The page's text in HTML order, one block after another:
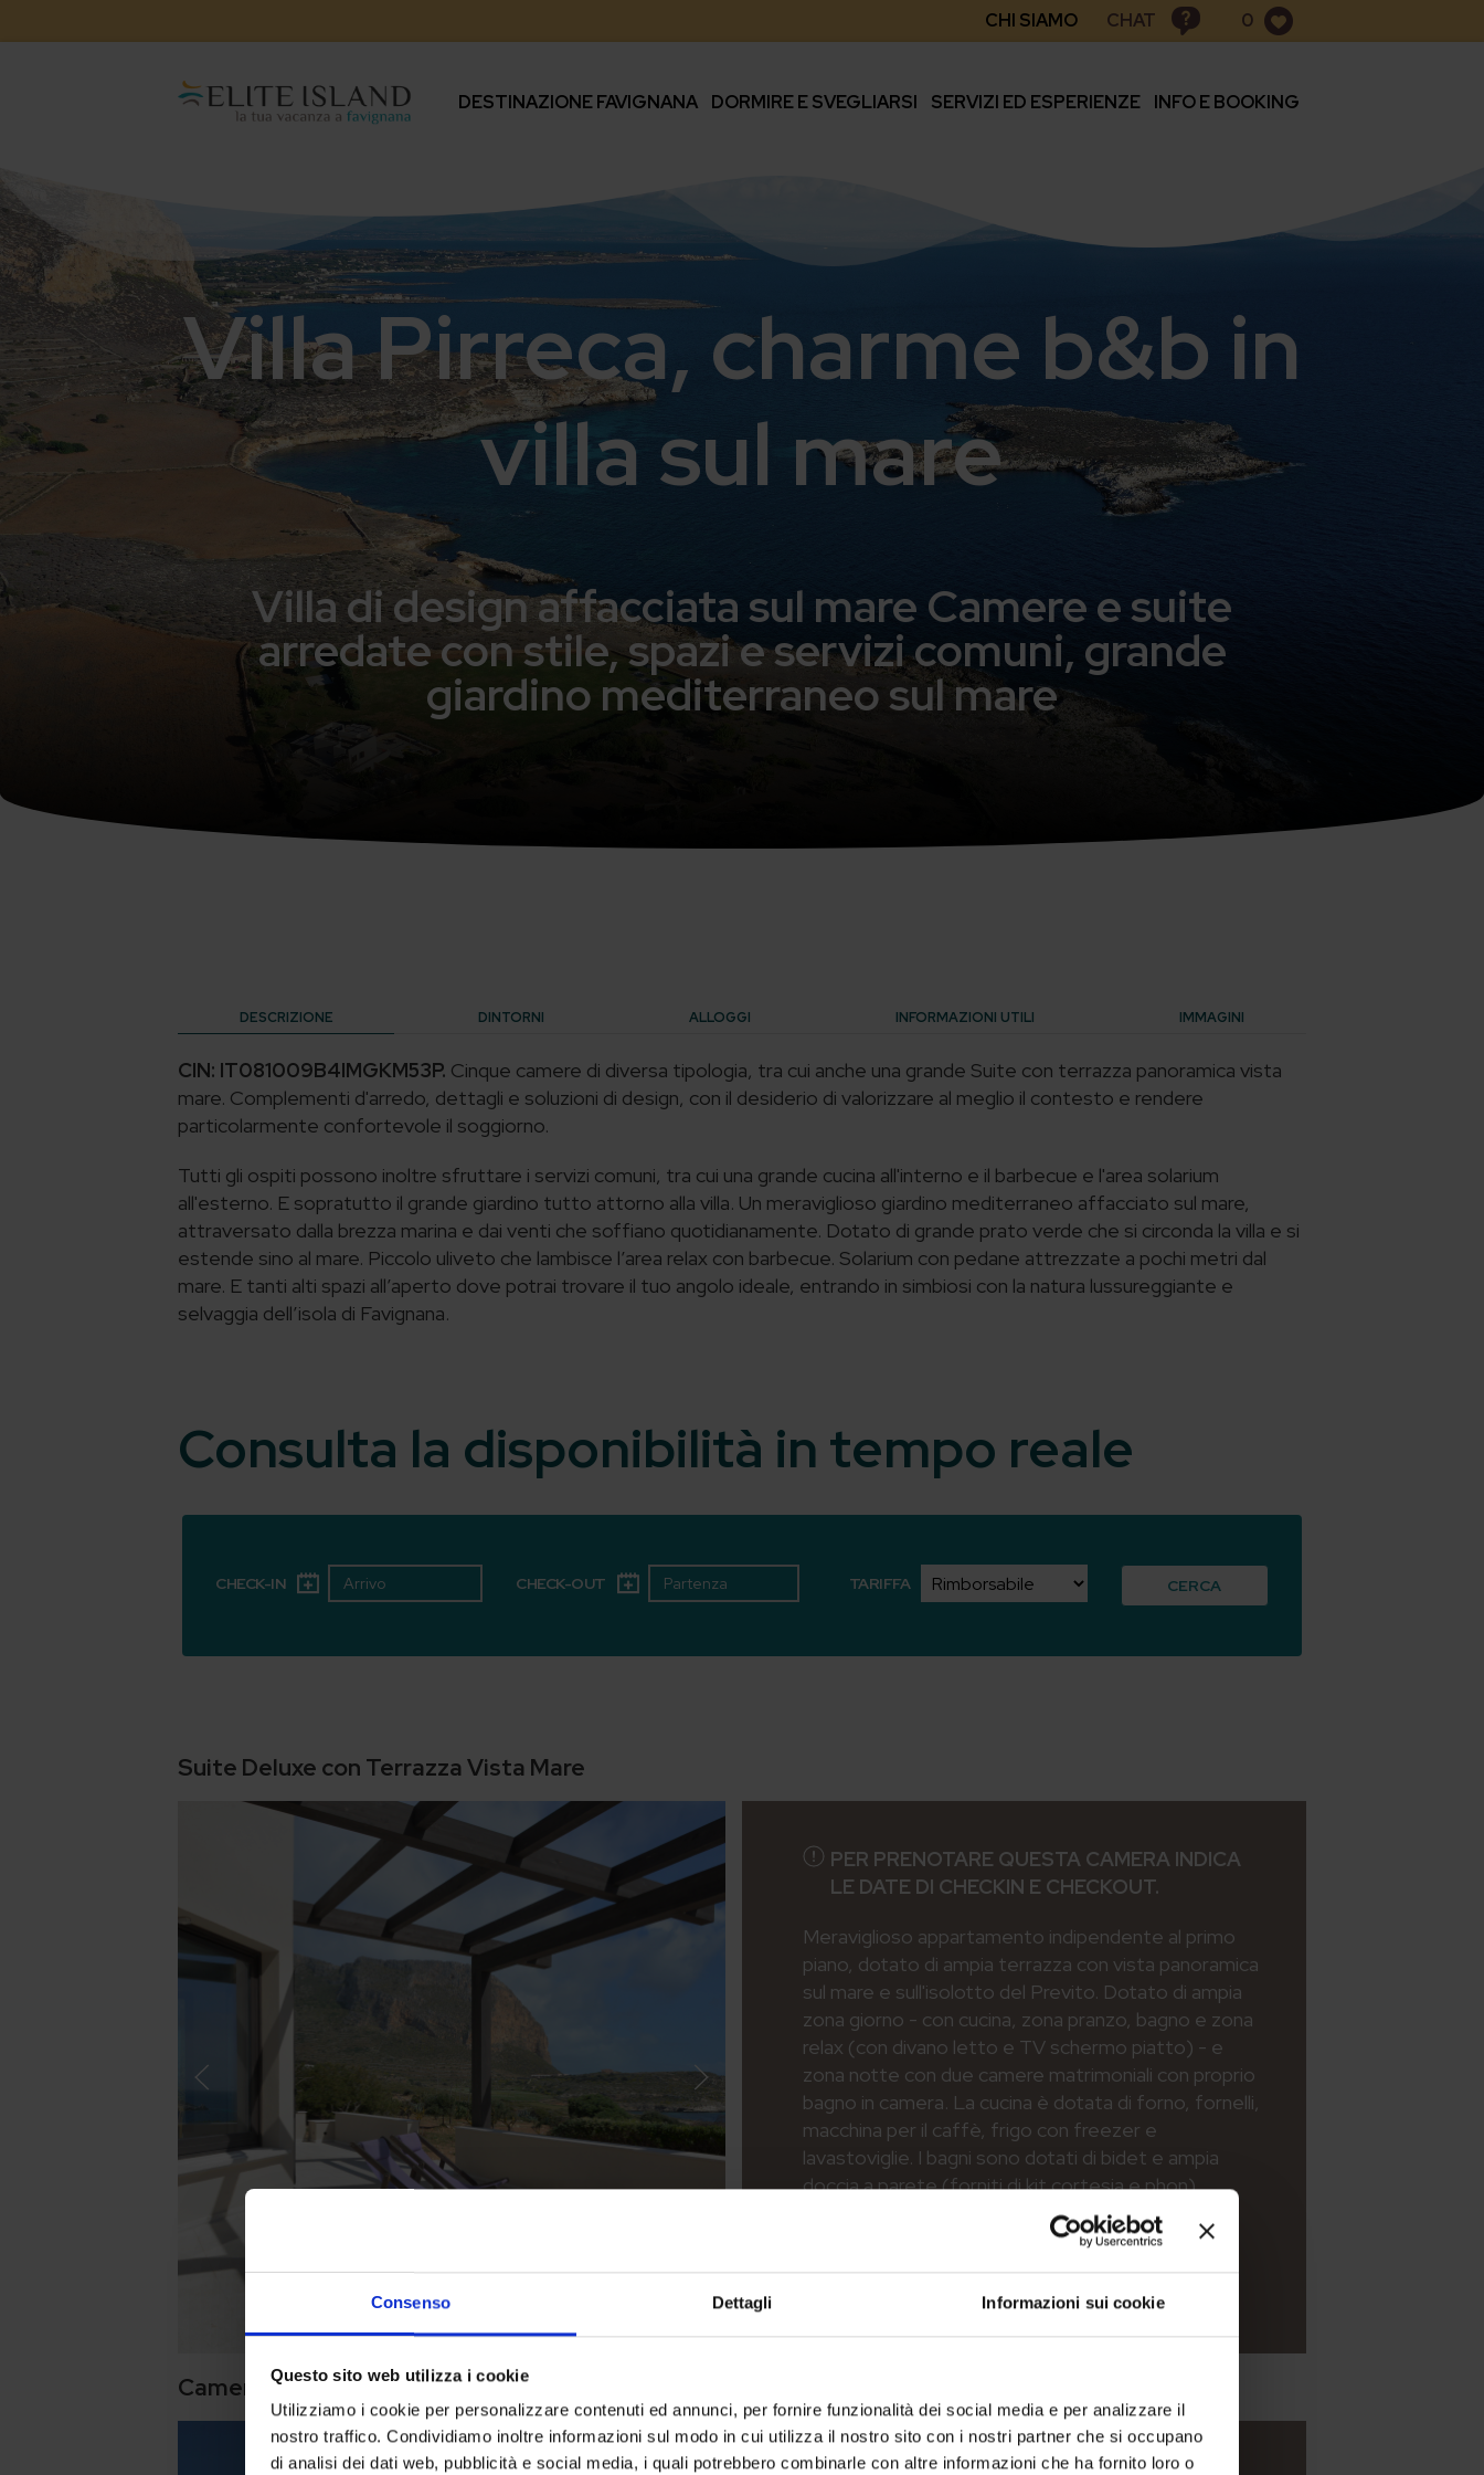
Consenso Dettagli Informazioni sui cookie
Questo sito web utilizza i cookie
Utilizziamo i cookie per personalizzare contenuti ed annunci, per fornire funzionalità dei social media e per analizzare il
nostro traffico. Condividiamo inoltre informazioni sul modo in cui utilizza il nostro sito con i nostri partner che si occupano
di analisi dei dati web, pubblicità e social media, i quali potrebbero combinarle con altre informazioni che ha fornito loro o
CHI SIAMO CHAT 0
DESTINAZIONE FAVIGNANA DORMIRE E SVEGLIARSI SERVIZI ED ESPERIENZE INFO E BOOKING
Villa Pirreca, charme b&b in
villa sul mare
Villa di design affacciata sul mare Camere e suite
arredate con stile, spazi e servizi comuni, grande
giardino mediterraneo sul mare
DESCRIZIONE DINTORNI ALLOGGI INFORMAZIONI UTILI IMMAGINI
CIN: IT081009B4IMGKM53P. Cinque camere di diversa tipologia, tra cui anche una grande Suite con terrazza panoramica vista
mare. Complementi d'arredo, dettagli e soluzioni di design, con il desiderio di valorizzare al meglio il contesto e rendere
particolarmente confortevole il soggiorno.
Tutti gli ospiti possono inoltre sfruttare i servizi comuni, tra cui una grande cucina all'interno e il barbecue e l'area solarium
all'esterno. E sopratutto il grande giardino tutto attorno alla villa. Un meraviglioso giardino mediterraneo affacciato sul mare,
attraversato dalla brezza marina e dai venti che soffiano quotidianamente. Dotato di grande prato verde che si circonda la villa e si
estende sino al mare. Piccolo uliveto che lambisce l’area relax con barbecue. Solarium con pedane attrezzate a pochi metri dal
mare. E tanti alti spazi all’aperto dove potrai trovare il tuo angolo ideale, entrando in simbiosi con la natura lussureggiante e
selvaggia dell’isola di Favignana.
Consulta la disponibilità in tempo reale
CHECK-IN CHECK-OUT TARIFFA CERCA
Suite Deluxe con Terrazza Vista Mare
PER PRENOTARE QUESTA CAMERA INDICA
LE DATE DI CHECKIN E CHECKOUT.
Meraviglioso appartamento indipendente al primo
piano, dotato di ampia terrazza con vista panoramica
sul mare e sull'isolotto del Previto. Dotato di ampia
zona giorno - con cucina, zona pranzo, bagno e zona
relax (con divano letto e TV schermo piatto) - e
zona notte con due camere matrimoniali con proprio
bagno in camera. La cucina è dotata di forno, fornelli,
macchina per il caffè, frigo con freezer e
lavastoviglie. I bagni sono dotati di bidet e ampia
doccia a parete (forniti di kit cortesia e phon).
Camera Deluxe con Veranda Vista Mare